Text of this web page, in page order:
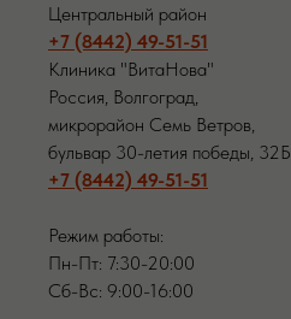
Центральный район
+7 (8442) 49-51-51
Клиника "ВитаНова"
Россия, Волгоград,
микрорайон Семь Ветров,
бульвар 30-летия победы, 32Б
+7 (8442) 49-51-51
Режим работы:
Пн-Пт: 7:30-20:00
Сб-Вс: 9:00-16:00